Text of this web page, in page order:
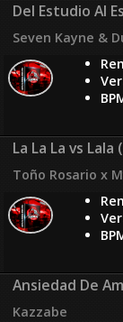
Del Estudio Al
Seven Kayne &
La La La vs
Toño Rosario x
Ansiedad De
Kazzabe